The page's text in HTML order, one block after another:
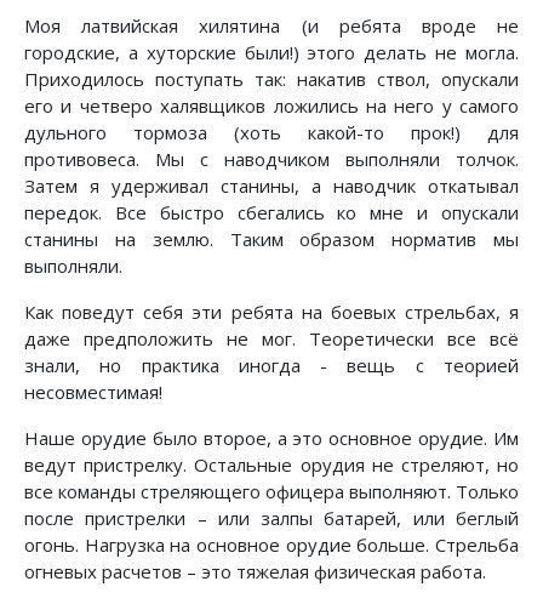
Моя латвийская хилятина (и ребята вроде не
городские, а хуторские были!) этого делать не могла.
Приходилось поступать так: накатив ствол, опускали
его и четверо халявщиков ложились на него у самого
дульного тормоза (хоть какой-то прок!) для
противовеса. Мы с наводчиком выполняли толчок.
Затем я удерживал станины, а наводчик откатывал
передок. Все быстро сбегались ко мне и опускали
станины на землю. Таким образом норматив мы
выполняли.
Как поведут себя эти ребята на боевых стрельбах, я
даже предположить не мог. Теоретически все всё
знали, но практика иногда - вещь с теорией
несовместимая!
Наше орудие было второе, а это основное орудие. Им
ведут пристрелку. Остальные орудия не стреляют, но
все команды стреляющего офицера выполняют. Только
после пристрелки – или залпы батарей, или беглый
огонь. Нагрузка на основное орудие больше. Стрельба
огневых расчетов – это тяжелая физическая работа.